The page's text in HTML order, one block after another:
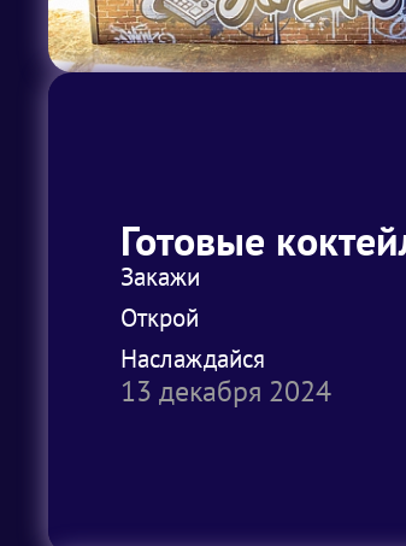
Готовые
Закажи
Открой
Наслаждайся
13 декабря 2024